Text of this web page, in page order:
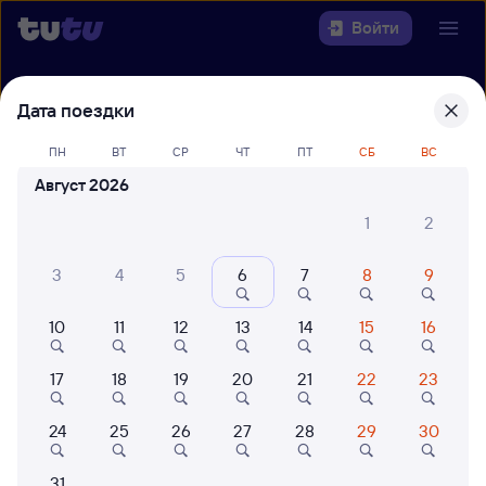
Войти
Выберите день, чтобы найти
Когда
Найти поезда
Дата поездки
ПН ВТ СР ЧТ ПТ СБ ВС
Август 2026
1
2
3 4 5 6 7 8 9
10 11 12 13 14 15 16
17 18 19 20 21 22 23
24 25 26 27 28 29 30